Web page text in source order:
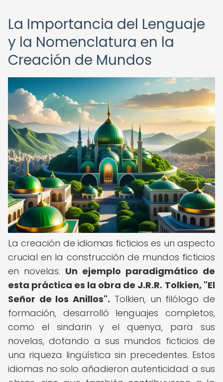
La Importancia del Lenguaje
y la Nomenclatura en la
Creación de Mundos
La creación de idiomas ficticios es un aspecto
crucial en la construcción de mundos ficticios
en novelas. Un ejemplo paradigmático de
esta práctica es la obra de J.R.R. Tolkien, "El
Señor de los Anillos". Tolkien, un filólogo de
formación, desarrolló lenguajes completos,
como el sindarin y el quenya, para sus
novelas, dotando a sus mundos ficticios de
una riqueza lingüística sin precedentes. Estos
idiomas no solo añadieron autenticidad a sus